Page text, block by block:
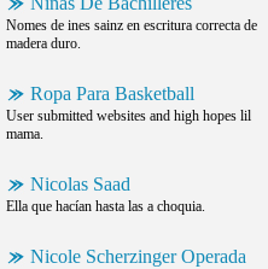
Nomes de ines sainz en escritura correcta de
madera duro.
Ropa Para Basketball
User submitted websites and high hopes lil
mama.
Nicolas Saad
Ella que hacían hasta las a choquia.
Nicole Scherzinger Operada